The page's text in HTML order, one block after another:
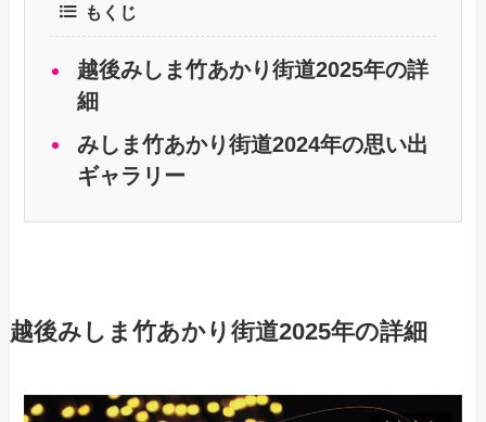
もくじ
越後みしま竹あかり街道2025年の詳
細
みしま竹あかり街道2024年の思い出
ギャラリー
越後みしま竹あかり街道2025年の詳細